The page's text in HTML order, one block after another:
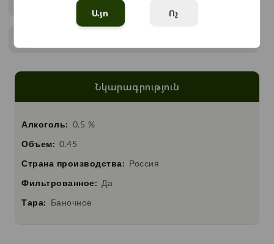
Վճարում
Նկարագրություն
Алкоголь: 0.5 %
Объем: 0.45
Страна производства: Россия
Фильтрованное: Да
Тара: Баночное
Այո Ոչ